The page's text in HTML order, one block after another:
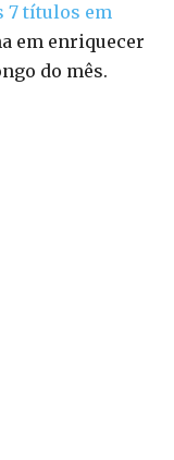
7 títulos em
em enriquecer
do mês.